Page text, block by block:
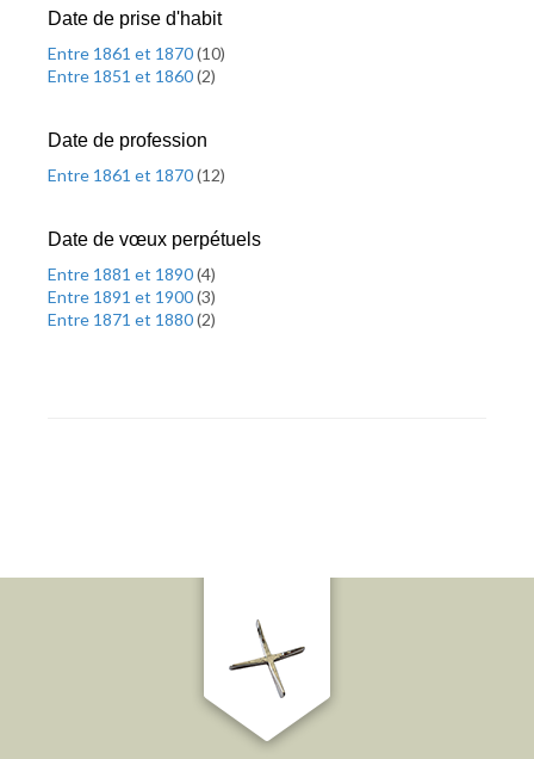
Date de prise d'habit
Entre 1861 et 1870(10)
Entre 1851 et 1860(2)
Date de profession
Entre 1861 et 1870(12)
Date de vœux perpétuels
Entre 1881 et 1890(4)
Entre 1891 et 1900(3)
Entre 1871 et 1880(2)